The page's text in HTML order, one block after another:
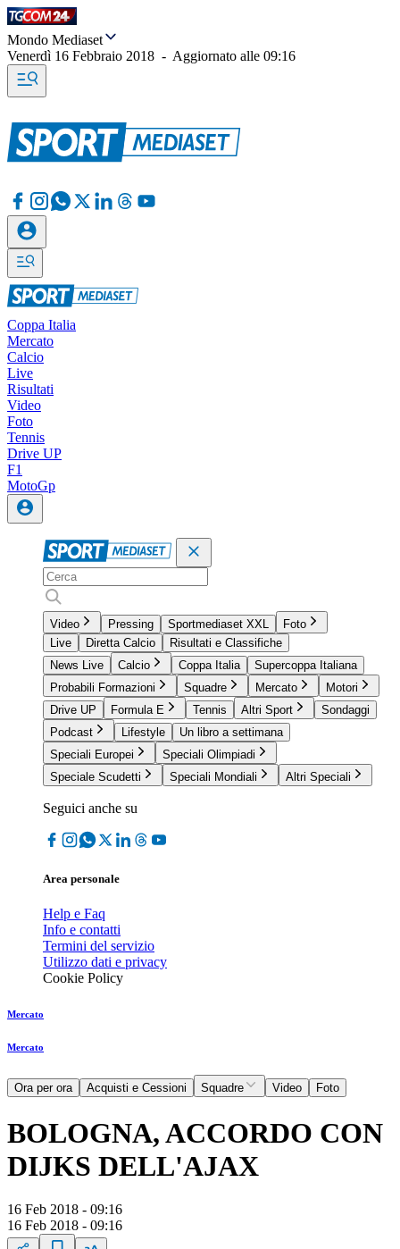
Mondo Mediaset
Venerdì 16 Febbraio 2018 - Aggiornato alle 09:16
Coppa Italia
Mercato
Calcio
Live
Risultati
Video
Foto
Tennis
Drive UP
F1
MotoGp
Video Pressing Sportmediaset XXL
Foto
Live
Diretta Calcio
Risultati e Classifiche
News Live
Calcio Coppa Italia
Supercoppa Italiana
Probabili Formazioni
Squadre Mercato
Motori
Drive UP
Formula E Tennis Altri Sport
Sondaggi
Podcast
Lifestyle
Un libro a settimana
Speciali Europei
Speciali Olimpiadi
Speciale Scudetti
Speciali Mondiali Altri Speciali
Seguici anche su
Area personale
Help e Faq
Info e contatti
Termini del servizio
Utilizzo dati e privacy
Cookie Policy
Mercato
Mercato
Ora per ora Acquisti e Cessioni Squadre Video Foto
BOLOGNA, ACCORDO CON
DIJKS DELL'AJAX
16 Feb 2018 - 09:16
16 Feb 2018 - 09:16